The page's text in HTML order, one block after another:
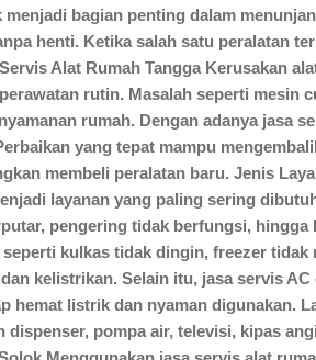
bagian penting dalam
henti. Ketika salah satu peralatan
Alat Rumah Tangga Kerusakan
rutin. Masalah seperti mesin
rumah. Dengan adanya jasa
yang tepat mampu
membeli peralatan baru. Jenis
layanan yang paling sering
pengering tidak berfungsi,
seperti kulkas tidak dingin, freezer
kelistrikan. Selain itu, jasa servis
hemat listrik dan nyaman digunakan.
dispenser, pompa air, televisi, kipas